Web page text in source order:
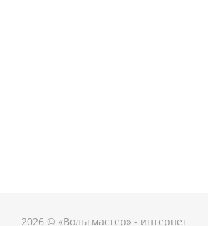
2026 © «Вольтмастер» - интернет